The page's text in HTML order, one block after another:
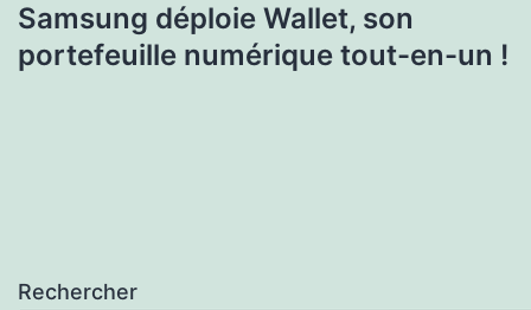
Samsung déploie Wallet, son
portefeuille numérique tout-en-un !
Rechercher